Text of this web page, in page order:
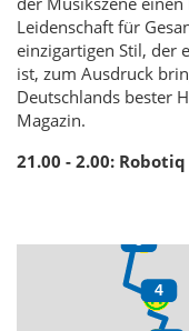
Leidenschaft für
einzigartigen Stil, der
ist, zum Ausdruck
Deutschlands bester
Magazin.
21.00 - 2.00: Robotiq